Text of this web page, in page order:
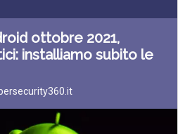
ottobre 2021,
installiamo subito le